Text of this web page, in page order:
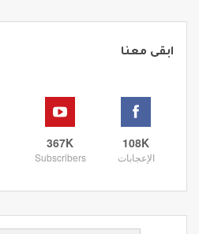
ابقى معنا
108K
الإعجابات
367K
Subscribers